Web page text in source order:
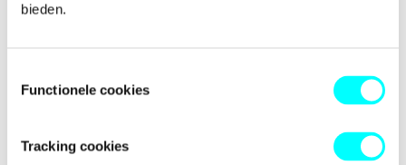
bieden.
Functionele cookies
Tracking cookies
-side exception has occurred while
browser consolefor